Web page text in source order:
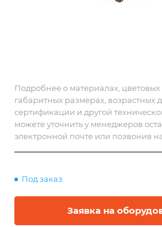
Подробнее о материалах, цветовых
габаритных размерах, возрастных
сертификации и другой
можете уточнить у менеджеров
электронной почте или позвонив
Под заказ
Заявка на